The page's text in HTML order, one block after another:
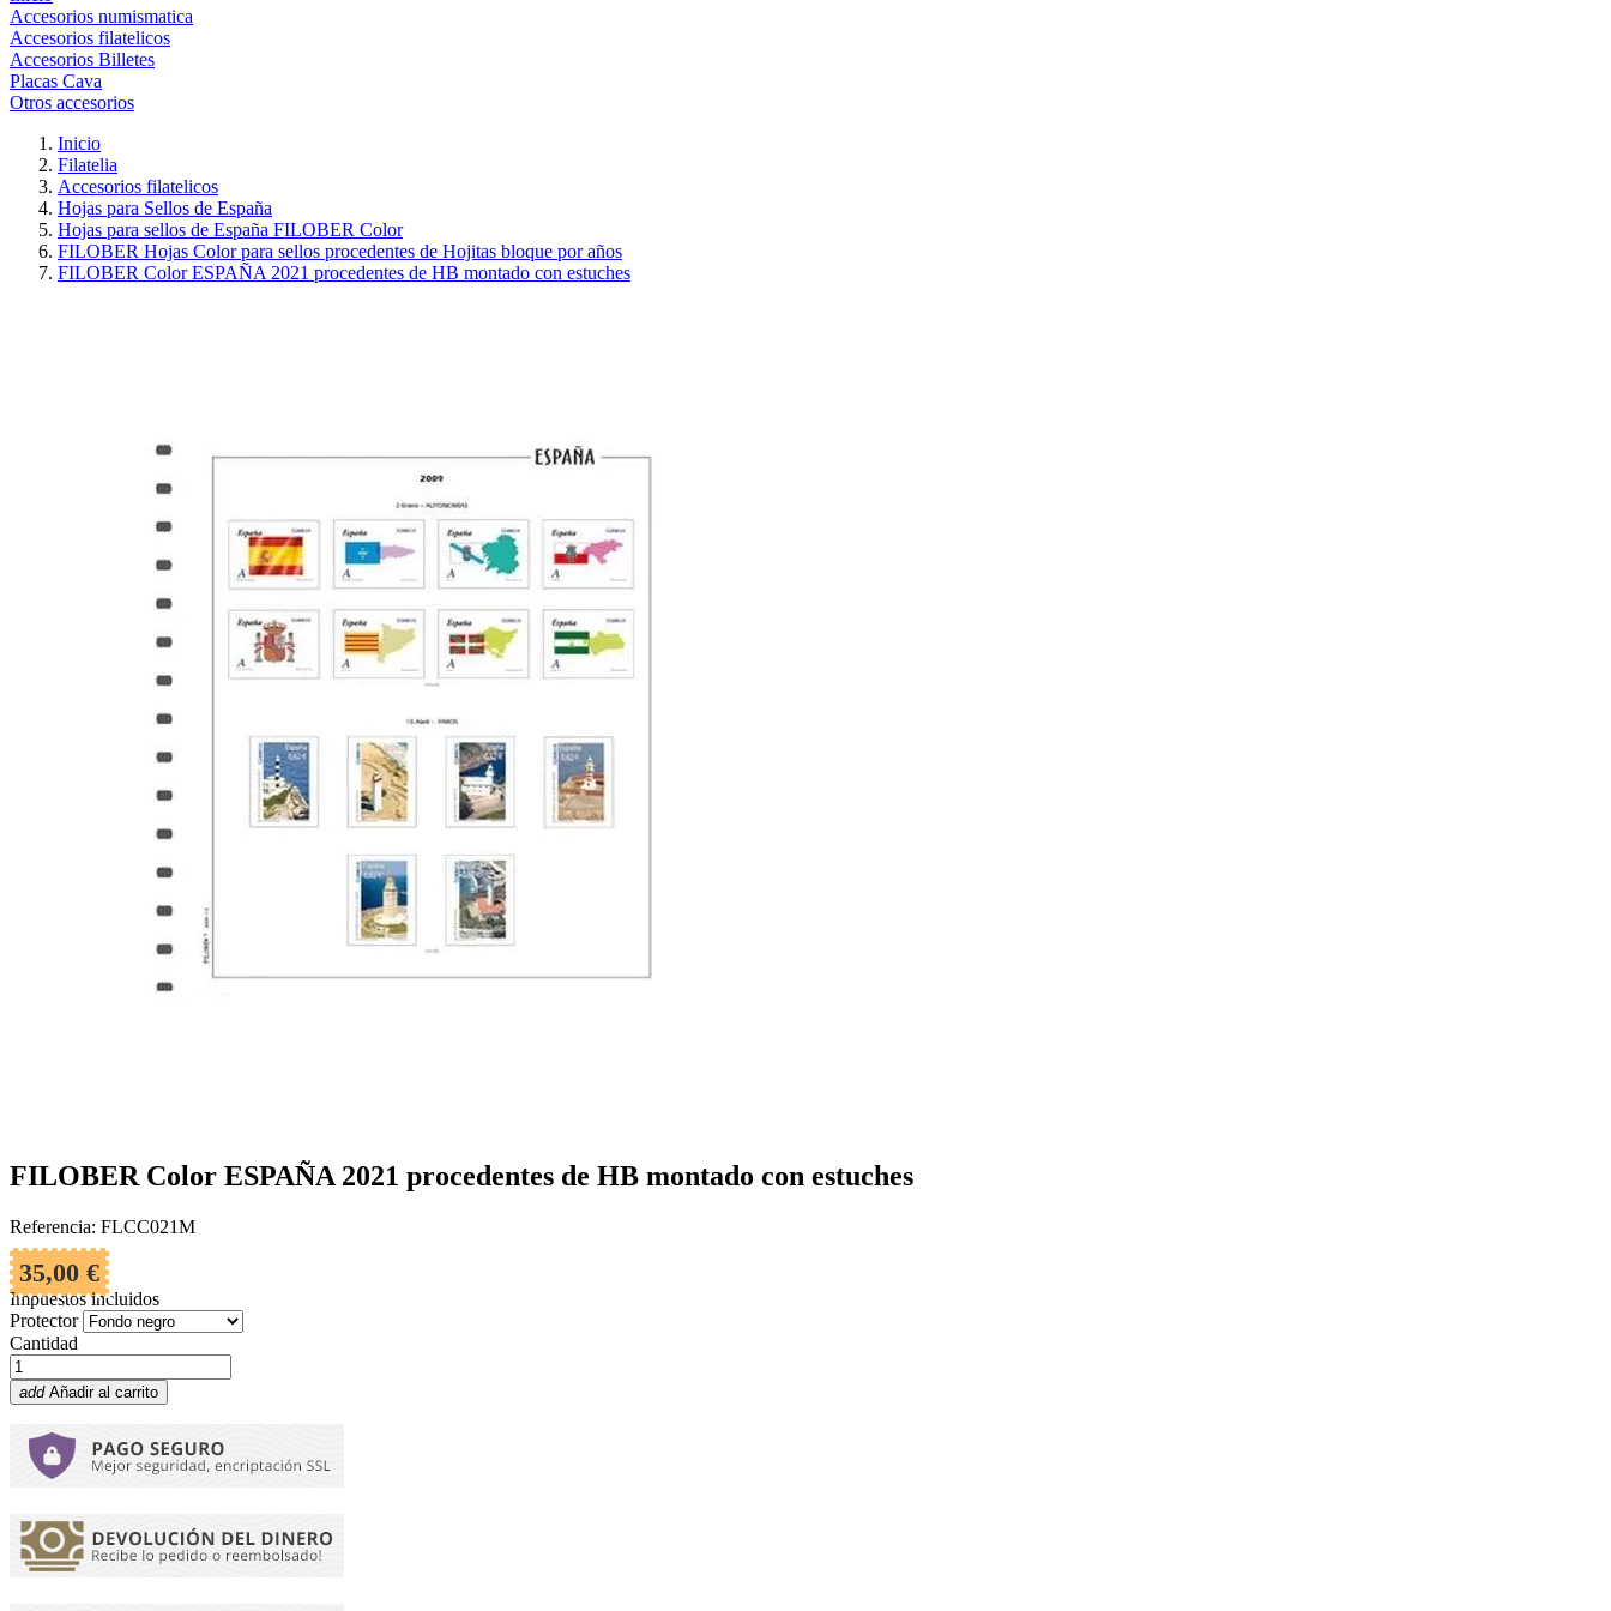
Accesorios numismatica
Accesorios filatelicos
Accesorios Billetes
Placas Cava
Otros accesorios
Inicio
Filatelia
Accesorios filatelicos
Hojas para Sellos de España
Hojas para sellos de España FILOBER Color
FILOBER Hojas Color para sellos procedentes de Hojitas bloque por años
FILOBER Color ESPAÑA 2021 procedentes de HB montado con estuches
FILOBER Color ESPAÑA 2021 procedentes de HB montado con estuches
Referencia: FLCC021M
35,00 €
Impuestos incluidos
Protector
Cantidad
add Añadir al carrito